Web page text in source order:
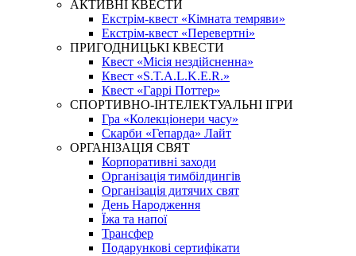
АКТИВНІ КВЕСТИ
Екстрім-квест «Кімната темряви»
Екстрім-квест «Перевертні»
ПРИГОДНИЦЬКІ КВЕСТИ
Квест «Місія нездійсненна»
Квест «S.T.A.L.K.E.R.»
Квест «Гаррі Поттер»
СПОРТИВНО-ІНТЕЛЕКТУАЛЬНІ ІГРИ
Гра «Колекціонери часу»
Скарби «Гепарда» Лайт
ОРГАНІЗАЦІЯ СВЯТ
Корпоративні заходи
Організація тимбілдингів
Організація дитячих свят
День Народження
Їжа та напої
Трансфер
Подарункові сертифікати